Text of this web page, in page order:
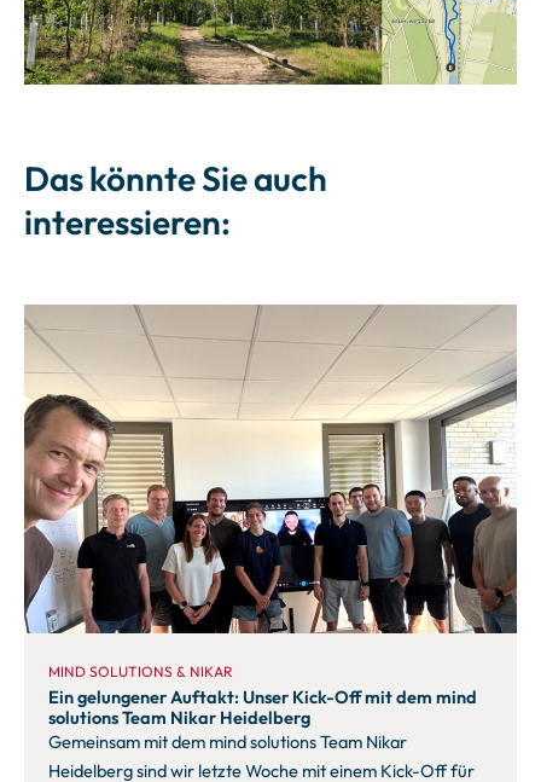
Das könnte Sie auch
interessieren:
MIND SOLUTIONS & NIKAR
Ein gelungener Auftakt: Unser Kick-Off mit dem mind
solutions Team Nikar Heidelberg
Gemeinsam mit dem mind solutions Team Nikar
Heidelberg sind wir letzte Woche mit einem Kick-Off für